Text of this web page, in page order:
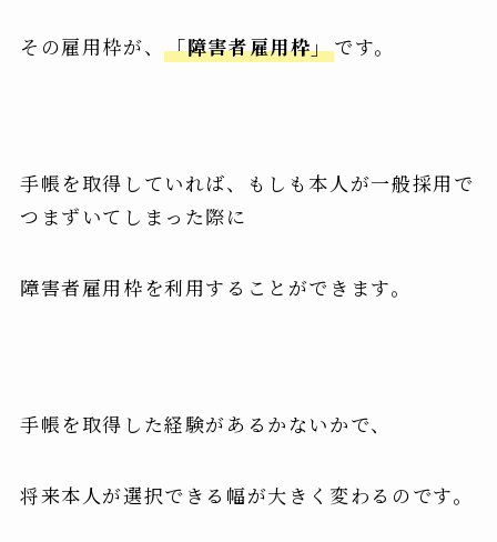
その雇用枠が、「障害者雇用枠」です。
手帳を取得していれば、もしも本人が一般採用で
つまずいてしまった際に
障害者雇用枠を利用することができます。
手帳を取得した経験があるかないかで、
将来本人が選択できる幅が大きく変わるのです。